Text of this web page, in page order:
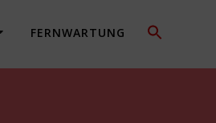
FERNWARTUNG